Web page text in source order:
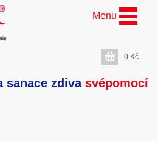
sanace zdiva svépomocí
Menu
0 Kč